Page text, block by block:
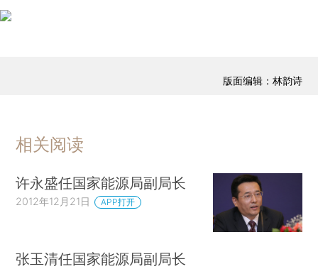
版面编辑：林韵诗
相关阅读
许永盛任国家能源局副局长
2012年12月21日 APP打开
张玉清任国家能源局副局长